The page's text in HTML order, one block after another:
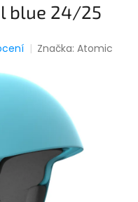
blue 24/25
Značka:Atomic